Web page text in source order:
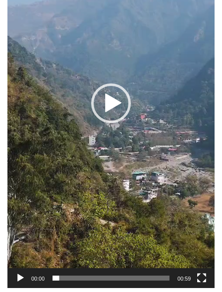
00:00 00:59